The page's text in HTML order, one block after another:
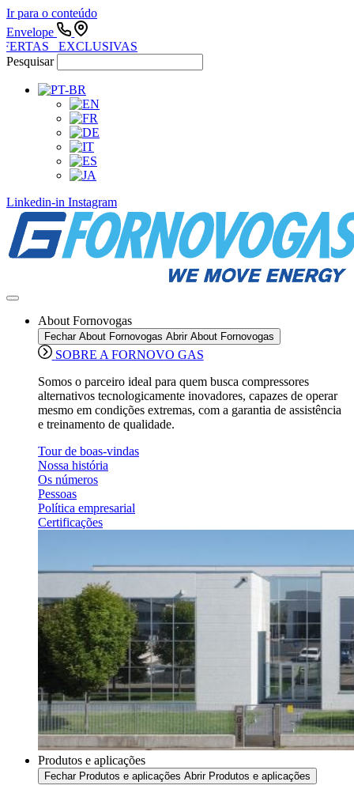
Ir para o conteúdo
Envelope
EXCLUSIVAS
Pesquisar
Linkedin-in Instagram
About Fornovogas
Fechar About Fornovogas Abrir About Fornovogas
SOBRE A FORNOVO GAS
Somos o parceiro ideal para quem busca compressores
alternativos tecnologicamente inovadores, capazes de operar
mesmo em condições extremas, com a garantia de assistência
e treinamento de qualidade.
Tour de boas-vindas
Nossa história
Os números
Pessoas
Política empresarial
Certificações
Produtos e aplicações
Fechar Produtos e aplicações Abrir Produtos e aplicações